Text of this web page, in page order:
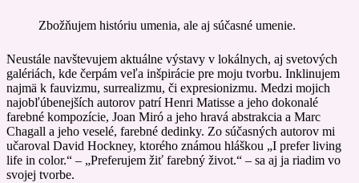
Zbožňujem históriu umenia, ale aj súčasné umenie.
Neustále navštevujem aktuálne výstavy v lokálnych, aj svetových
galériách, kde čerpám veľa inšpirácie pre moju tvorbu. Inklinujem
najmä k fauvizmu, surrealizmu, či expresionizmu. Medzi mojich
najobľúbenejších autorov patrí Henri Matisse a jeho dokonalé
farebné kompozície, Joan Miró a jeho hravá abstrakcia a Marc
Chagall a jeho veselé, farebné dedinky. Zo súčasných autorov mi
učaroval David Hockney, ktorého známou hláškou „I prefer living
life in color.“ – „Preferujem žiť farebný život.“ – sa aj ja riadim vo
svojej tvorbe.